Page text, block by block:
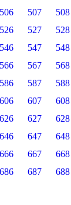
506 507 508
526 527 528
546 547 548
566 567 568
586 587 588
606 607 608
626 627 628
646 647 648
666 667 668
686 687 688